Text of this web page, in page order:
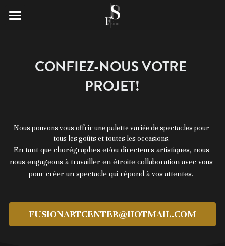
Planning│ Tarifs
Formations
Audition
Fusion Dance'Camp
Shop
Fondateurs
Contact
Foire aux questions (FAQ)
INSCRIPTIONS
CONFIEZ-NOUS VOTRE
PROJET!
Nous pouvons vous offrir une palette variée de spectacles pour
tous les goûts et toutes les occasions.
En tant que chorégraphes et/ou directeurs artistiques, nous
nous engageons à travailler en étroite collaboration avec vous
pour créer un spectacle qui répond à vos attentes.
FUSIONARTCENTER@HOTMAIL.COM